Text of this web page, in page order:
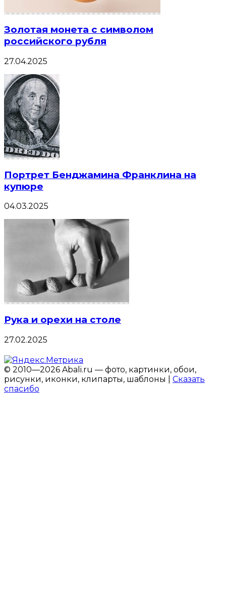
Золотая монета с символом
российского рубля
27.04.2025
Портрет Бенджамина Франклина на
купюре
04.03.2025
Рука и орехи на столе
27.02.2025
© 2010—2026 Abali.ru — фото, картинки, обои,
рисунки, иконки, клипарты, шаблоны | Сказать
спасибо